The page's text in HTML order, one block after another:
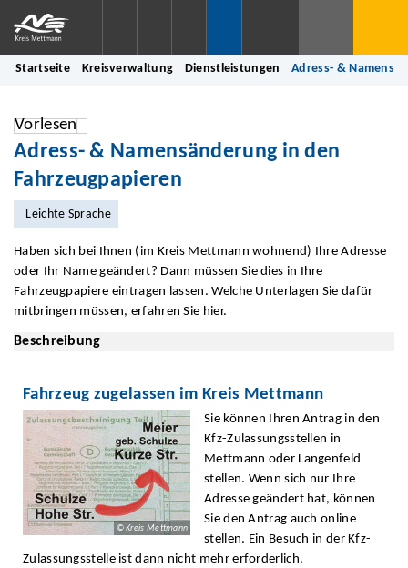
Startseite Kreisverwaltung Dienstleistungen Adress- &
Vorlesen
Adress- & Namensänderung in den
Fahrzeugpapieren
Leichte Sprache
Haben sich bei Ihnen (im Kreis Mettmann wohnend) Ihre Adresse
oder Ihr Name geändert? Dann müssen Sie dies in Ihre
Fahrzeugpapiere eintragen lassen. Welche Unterlagen Sie dafür
mitbringen müssen, erfahren Sie hier.
Beschreibung
Fahrzeug zugelassen im Kreis Mettmann
© Kreis Mettmann
Sie können Ihren Antrag in den
Kfz-Zulassungsstellen in
Mettmann oder Langenfeld
stellen. Wenn sich nur Ihre
Adresse geändert hat, können
Sie den Antrag auch online
stellen. Ein Besuch in der Kfz-
Zulassungsstelle ist dann nicht mehr erforderlich.